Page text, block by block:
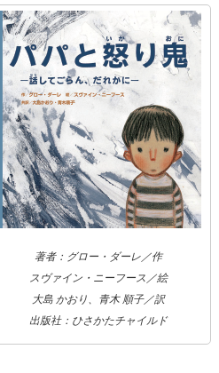
著者：グロー・ダーレ／作
スヴァイン・ニーフース／絵
大島 かおり、青木 順子／訳
出版社：ひさかたチャイルド